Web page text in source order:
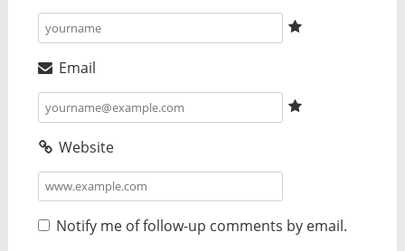
Email
Website
Notify me of follow-up comments by email.